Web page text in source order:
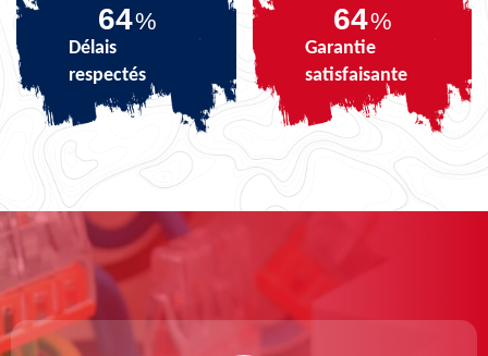
80%
Délais
respectés
80%
Garantie
satisfaisante